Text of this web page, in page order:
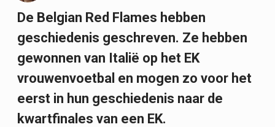
De Belgian Red Flames hebben
geschiedenis geschreven. Ze hebben
gewonnen van Italië op het EK
vrouwenvoetbal en mogen zo voor het
eerst in hun geschiedenis naar de
kwartfinales van een EK.